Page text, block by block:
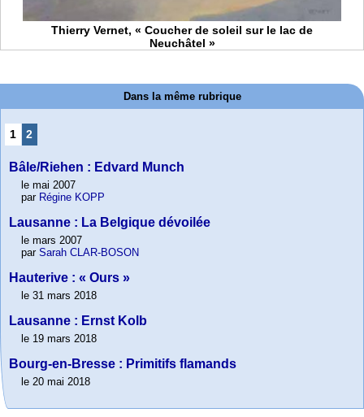
Thierry Vernet, « Coucher de soleil sur le lac de
Neuchâtel »
Dans la même rubrique
1 2
Bâle/Riehen : Edvard Munch
le mai 2007
par Régine KOPP
Lausanne : La Belgique dévoilée
le mars 2007
par Sarah CLAR-BOSON
Hauterive : « Ours »
le 31 mars 2018
Lausanne : Ernst Kolb
le 19 mars 2018
Bourg-en-Bresse : Primitifs flamands
le 20 mai 2018